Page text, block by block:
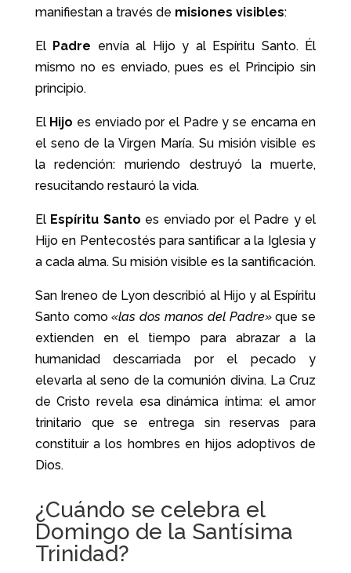
manifiestan a través de misiones visibles:
El Padre envía al Hijo y al Espíritu Santo. Él
mismo no es enviado, pues es el Principio sin
principio.
El Hijo es enviado por el Padre y se encarna en
el seno de la Virgen María. Su misión visible es
la redención: muriendo destruyó la muerte,
resucitando restauró la vida.
El Espíritu Santo es enviado por el Padre y el
Hijo en Pentecostés para santificar a la Iglesia y
a cada alma. Su misión visible es la santificación.
San Ireneo de Lyon describió al Hijo y al Espíritu
Santo como«las dos manos del Padre»que se
extienden en el tiempo para abrazar a la
humanidad descarriada por el pecado y
elevarla al seno de la comunión divina. La Cruz
de Cristo revela esa dinámica íntima: el amor
trinitario que se entrega sin reservas para
constituir a los hombres en hijos adoptivos de
Dios.
¿Cuándo se celebra el
Domingo de la Santísima
Trinidad?